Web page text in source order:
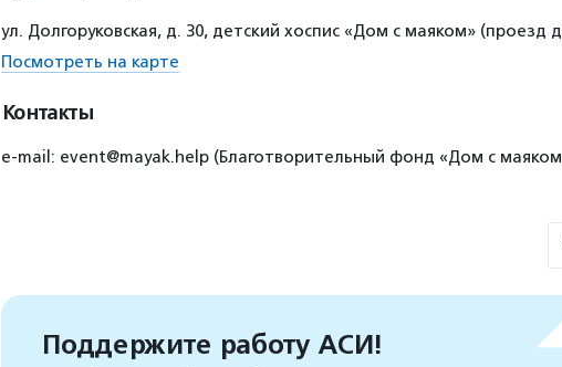
ул. Долгоруковская, д. 30, детский хоспис «Дом с маяком» (проезд
Посмотреть на карте
Контакты
e-mail: event@mayak.help (Благотворительный фонд «Дом с
Поддержите работу АСИ!